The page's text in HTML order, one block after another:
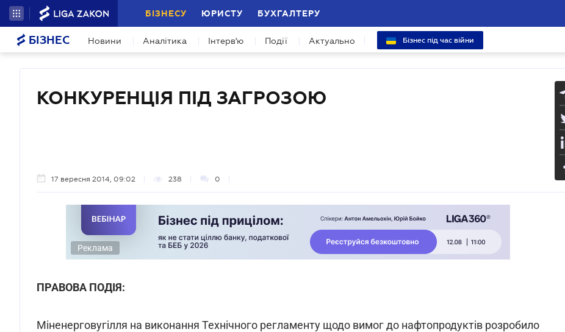
БІЗНЕСУ ЮРИСТУ БУХГАЛТЕРУ
БІЗНЕС Новини Аналітика Інтерв'ю Події Актуально Бізнес під час війни
КОНКУРЕНЦІЯ ПІД ЗАГРОЗОЮ
17 вересня 2014, 09:02 238 0
Реклама
ПРАВОВА ПОДІЯ:
Міненерговугілля на виконання Технічного регламенту щодо вимог до нафтопродуктів розробило